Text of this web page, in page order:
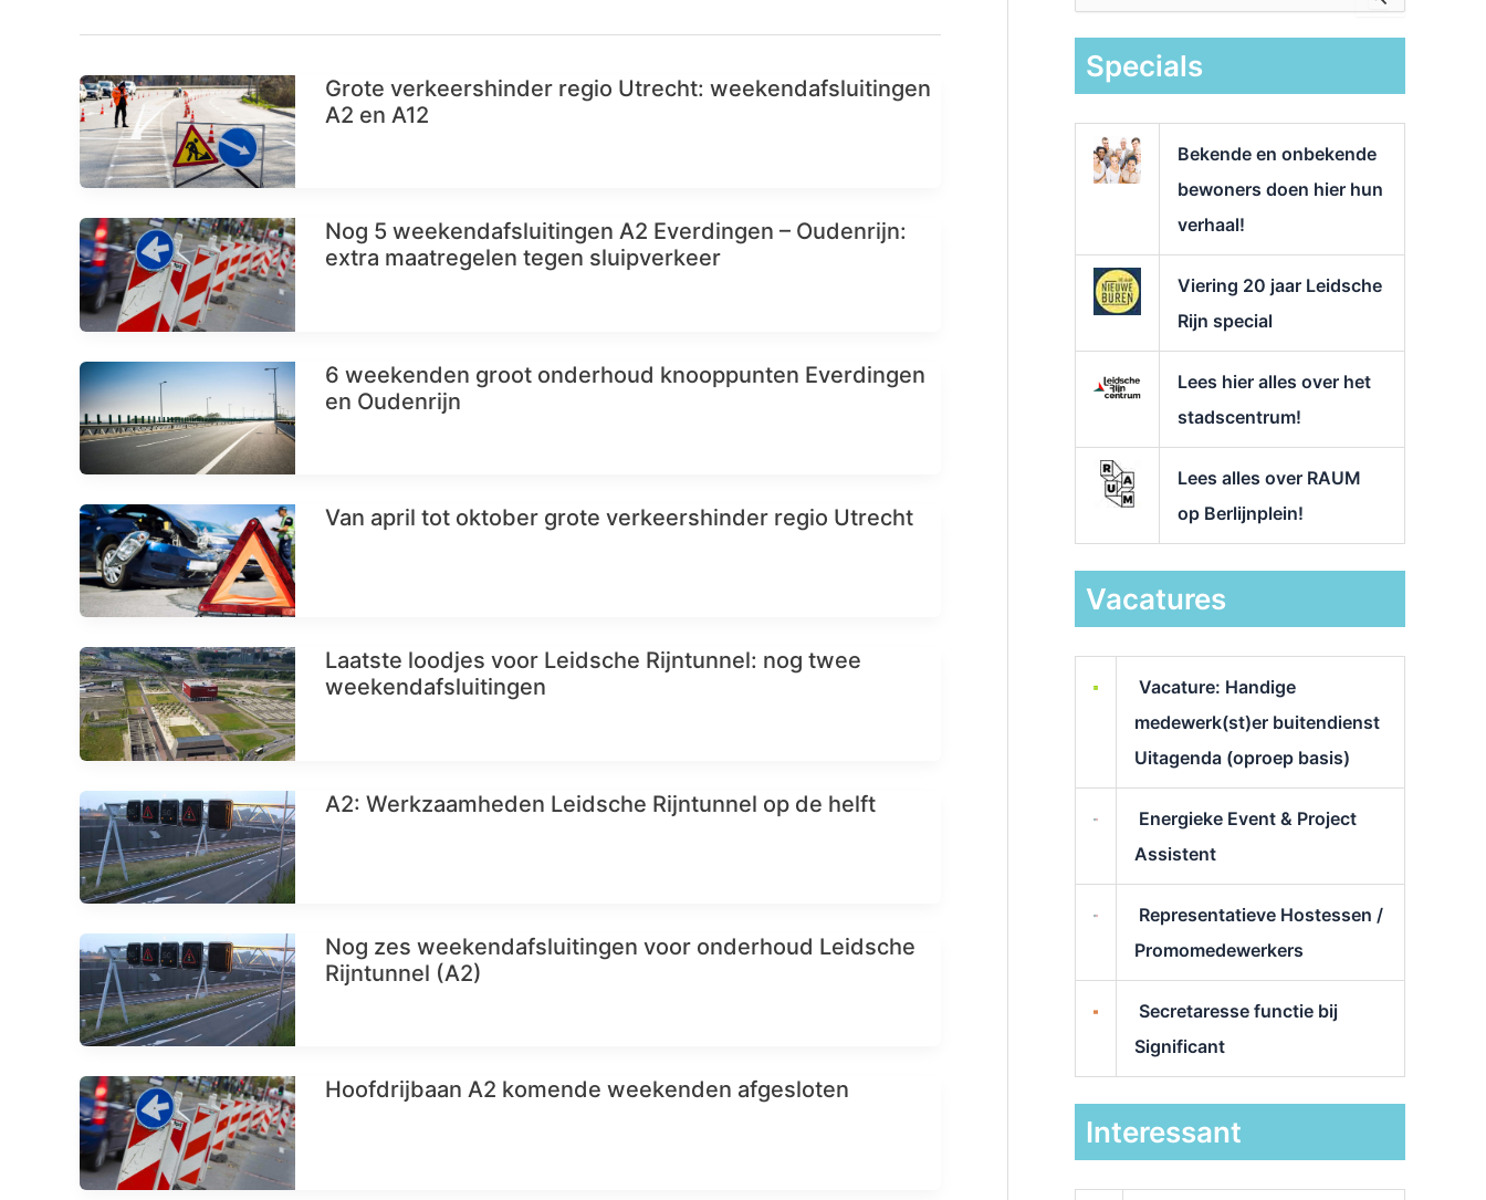
Grote verkeershinder regio Utrecht: weekendafsluitingen
A2 en A12
Nog 5 weekendafsluitingen A2 Everdingen – Oudenrijn:
extra maatregelen tegen sluipverkeer
6 weekenden groot onderhoud knooppunten Everdingen
en Oudenrijn
Van april tot oktober grote verkeershinder regio Utrecht
Laatste loodjes voor Leidsche Rijntunnel: nog twee
weekendafsluitingen
A2: Werkzaamheden Leidsche Rijntunnel op de helft
Nog zes weekendafsluitingen voor onderhoud Leidsche
Rijntunnel (A2)
Hoofdrijbaan A2 komende weekenden afgesloten
k
Specials
Bekende en onbekende
bewoners doen hier hun
verhaal!
Viering 20 jaar Leidsche
Rijn special
Lees hier alles over het
stadscentrum!
Lees alles over RAUM
op Berlijnplein!
Vacatures
Vacature: Handige
medewerk(st)er buitendienst
Uitagenda (oproep basis)
Energieke Event & Project
Assistent
Representatieve Hostessen /
Promomedewerkers
Secretaresse functie bij
Significant
Interessant